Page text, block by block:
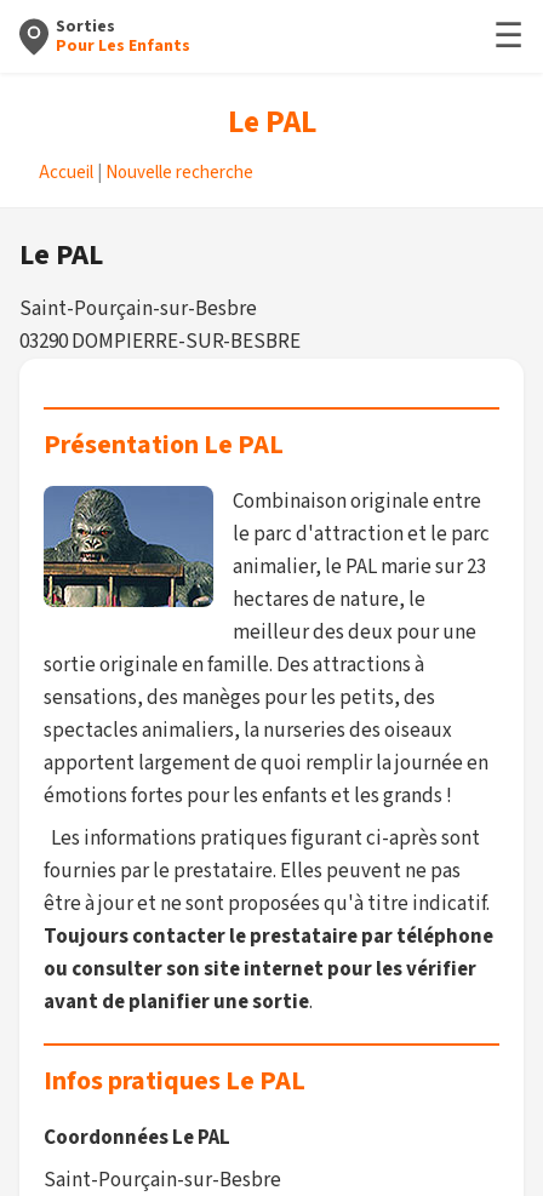
Sorties
Pour Les Enfants
☰
Le PAL
Accueil Nouvelle recherche
Le PAL
Saint-Pourçain-sur-Besbre
03290 DOMPIERRE-SUR-BESBRE
Présentation Le PAL
Combinaison originale entre
le parc d'attraction et le parc
animalier, le PAL marie sur 23
hectares de nature, le
meilleur des deux pour une
sortie originale en famille. Des attractions à
sensations, des manèges pour les petits, des
spectacles animaliers, la nurseries des oiseaux
apportent largement de quoi remplir la journée en
émotions fortes pour les enfants et les grands !
Les informations pratiques figurant ci-après sont
fournies par le prestataire. Elles peuvent ne pas
être à jour et ne sont proposées qu'à titre indicatif.
Toujours contacter le prestataire par téléphone
ou consulter son site internet pour les vérifier
avant de planifier une sortie.
Infos pratiques Le PAL
Coordonnées Le PAL
Saint-Pourçain-sur-Besbre